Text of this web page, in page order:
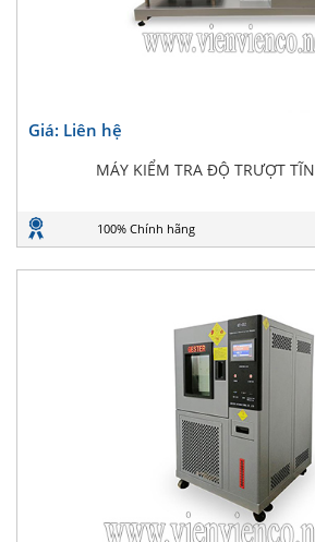
Giá: Liên hệ
MÁY KIỂM TRA ĐỘ TRƯỢT
100% Chính hãng